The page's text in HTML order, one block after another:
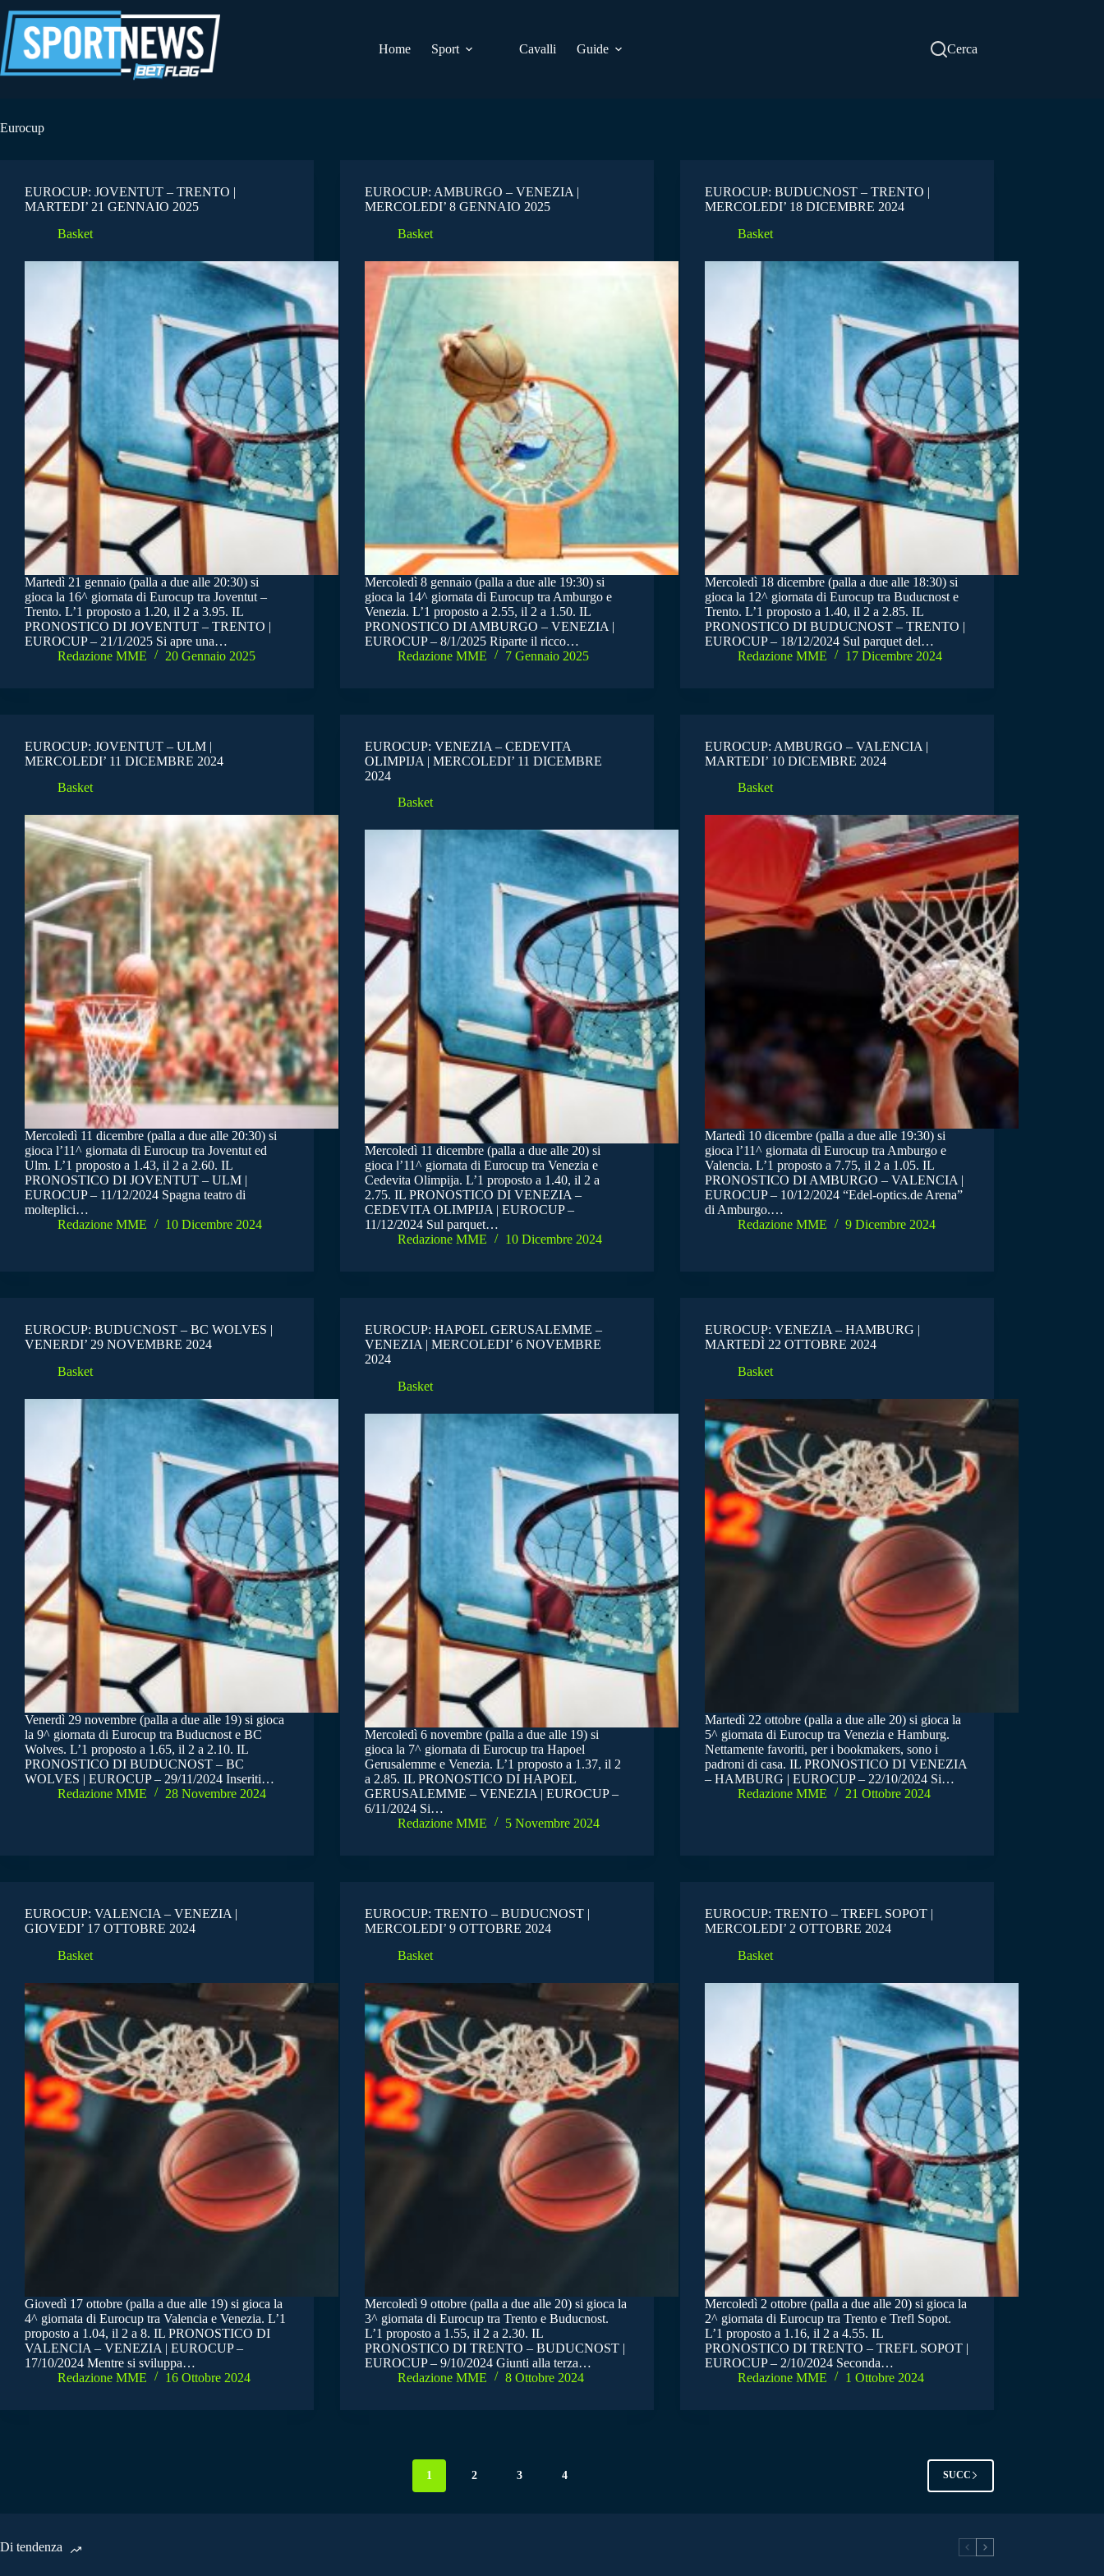
al
contenuto
Home
Sport Cavalli Guide Cerca
Eurocup
EUROCUP: JOVENTUT – TRENTO |
MARTEDI’ 21 GENNAIO 2025
Basket
Martedì 21 gennaio (palla a due alle 20:30) si
gioca la 16^ giornata di Eurocup tra Joventut –
Trento. L’1 proposto a 1.20, il 2 a 3.95. IL
PRONOSTICO DI JOVENTUT – TRENTO |
EUROCUP – 21/1/2025 Si apre una…
Redazione MME
20 Gennaio 2025
EUROCUP: AMBURGO – VENEZIA |
MERCOLEDI’ 8 GENNAIO 2025
Basket
Mercoledì 8 gennaio (palla a due alle 19:30) si
gioca la 14^ giornata di Eurocup tra Amburgo e
Venezia. L’1 proposto a 2.55, il 2 a 1.50. IL
PRONOSTICO DI AMBURGO – VENEZIA |
EUROCUP – 8/1/2025 Riparte il ricco…
Redazione MME
7 Gennaio 2025
EUROCUP: BUDUCNOST – TRENTO |
MERCOLEDI’ 18 DICEMBRE 2024
Basket
Mercoledì 18 dicembre (palla a due alle 18:30) si
gioca la 12^ giornata di Eurocup tra Buducnost e
Trento. L’1 proposto a 1.40, il 2 a 2.85. IL
PRONOSTICO DI BUDUCNOST – TRENTO |
EUROCUP – 18/12/2024 Sul parquet del…
Redazione MME
17 Dicembre 2024
EUROCUP: JOVENTUT – ULM |
MERCOLEDI’ 11 DICEMBRE 2024
Basket
Mercoledì 11 dicembre (palla a due alle 20:30) si
gioca l’11^ giornata di Eurocup tra Joventut ed
Ulm. L’1 proposto a 1.43, il 2 a 2.60. IL
PRONOSTICO DI JOVENTUT – ULM |
EUROCUP – 11/12/2024 Spagna teatro di
molteplici…
Redazione MME
10 Dicembre 2024
EUROCUP: VENEZIA – CEDEVITA
OLIMPIJA | MERCOLEDI’ 11 DICEMBRE
2024
Basket
Mercoledì 11 dicembre (palla a due alle 20) si
gioca l’11^ giornata di Eurocup tra Venezia e
Cedevita Olimpija. L’1 proposto a 1.40, il 2 a
2.75. IL PRONOSTICO DI VENEZIA –
CEDEVITA OLIMPIJA | EUROCUP –
11/12/2024 Sul parquet…
Redazione MME
10 Dicembre 2024
EUROCUP: AMBURGO – VALENCIA |
MARTEDI’ 10 DICEMBRE 2024
Basket
Martedì 10 dicembre (palla a due alle 19:30) si
gioca l’11^ giornata di Eurocup tra Amburgo e
Valencia. L’1 proposto a 7.75, il 2 a 1.05. IL
PRONOSTICO DI AMBURGO – VALENCIA |
EUROCUP – 10/12/2024 “Edel-optics.de Arena”
di Amburgo.…
Redazione MME
9 Dicembre 2024
EUROCUP: BUDUCNOST – BC WOLVES |
VENERDI’ 29 NOVEMBRE 2024
Basket
Venerdì 29 novembre (palla a due alle 19) si gioca
la 9^ giornata di Eurocup tra Buducnost e BC
Wolves. L’1 proposto a 1.65, il 2 a 2.10. IL
PRONOSTICO DI BUDUCNOST – BC
WOLVES | EUROCUP – 29/11/2024 Inseriti…
Redazione MME
28 Novembre 2024
EUROCUP: HAPOEL GERUSALEMME –
VENEZIA | MERCOLEDI’ 6 NOVEMBRE
2024
Basket
Mercoledì 6 novembre (palla a due alle 19) si
gioca la 7^ giornata di Eurocup tra Hapoel
Gerusalemme e Venezia. L’1 proposto a 1.37, il 2
a 2.85. IL PRONOSTICO DI HAPOEL
GERUSALEMME – VENEZIA | EUROCUP –
6/11/2024 Si…
Redazione MME
5 Novembre 2024
EUROCUP: VENEZIA – HAMBURG |
MARTEDÌ 22 OTTOBRE 2024
Basket
Martedì 22 ottobre (palla a due alle 20) si gioca la
5^ giornata di Eurocup tra Venezia e Hamburg.
Nettamente favoriti, per i bookmakers, sono i
padroni di casa. IL PRONOSTICO DI VENEZIA
– HAMBURG | EUROCUP – 22/10/2024 Si…
Redazione MME
21 Ottobre 2024
EUROCUP: VALENCIA – VENEZIA |
GIOVEDI’ 17 OTTOBRE 2024
Basket
Giovedì 17 ottobre (palla a due alle 19) si gioca la
4^ giornata di Eurocup tra Valencia e Venezia. L’1
proposto a 1.04, il 2 a 8. IL PRONOSTICO DI
VALENCIA – VENEZIA | EUROCUP –
17/10/2024 Mentre si sviluppa…
Redazione MME
16 Ottobre 2024
EUROCUP: TRENTO – BUDUCNOST |
MERCOLEDI’ 9 OTTOBRE 2024
Basket
Mercoledì 9 ottobre (palla a due alle 20) si gioca la
3^ giornata di Eurocup tra Trento e Buducnost.
L’1 proposto a 1.55, il 2 a 2.30. IL
PRONOSTICO DI TRENTO – BUDUCNOST |
EUROCUP – 9/10/2024 Giunti alla terza…
Redazione MME
8 Ottobre 2024
EUROCUP: TRENTO – TREFL SOPOT |
MERCOLEDI’ 2 OTTOBRE 2024
Basket
Mercoledì 2 ottobre (palla a due alle 20) si gioca la
2^ giornata di Eurocup tra Trento e Trefl Sopot.
L’1 proposto a 1.16, il 2 a 4.55. IL
PRONOSTICO DI TRENTO – TREFL SOPOT |
EUROCUP – 2/10/2024 Seconda…
Redazione MME
1 Ottobre 2024
1 2 3 4 SUCC
Di tendenza